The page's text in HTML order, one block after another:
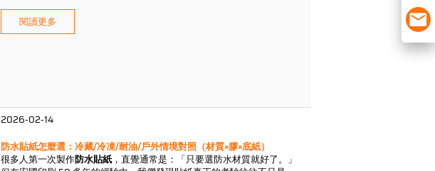
程，我們深知連鎖品牌在擴張時面臨的痛點。本文將為您拆解如何透過專
業印刷 SOP，確保每一份菜單、DM 與貼紙在跨店應用時都能達成完美的
閱讀更多
2026-02-14
防水貼紙怎麼選：冷藏/冷凍/耐油/戶外情境對照（材質×膠×底紙）
很多人第一次製作防水貼紙 ，直覺通常是：「只要選防水材質就好了。」